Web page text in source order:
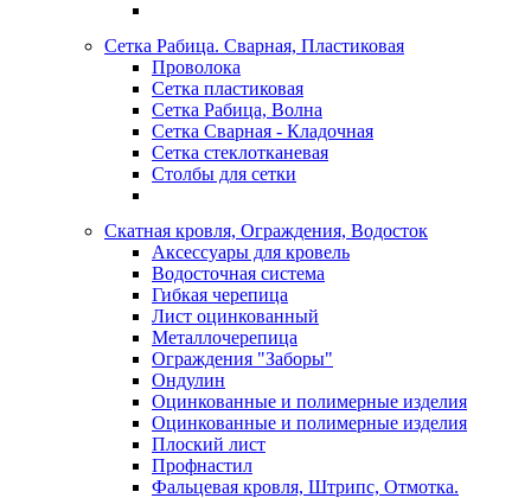
Сетка Рабица. Сварная, Пластиковая
Проволока
Сетка пластиковая
Сетка Рабица, Волна
Сетка Сварная - Кладочная
Сетка стеклотканевая
Столбы для сетки
Скатная кровля, Ограждения, Водосток
Аксессуары для кровель
Водосточная система
Гибкая черепица
Лист оцинкованный
Металлочерепица
Ограждения "Заборы"
Ондулин
Оцинкованные и полимерные изделия
Оцинкованные и полимерные изделия
Плоский лист
Профнастил
Фальцевая кровля, Штрипс, Отмотка.